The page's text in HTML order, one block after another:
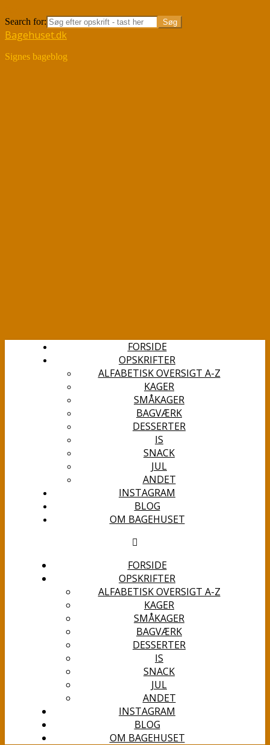
Search for:
Bagehuset.dk
Signes bageblog
FORSIDE
OPSKRIFTER
ALFABETISK OVERSIGT A-Z
KAGER
SMÅKAGER
BAGVÆRK
DESSERTER
IS
SNACK
JUL
ANDET
INSTAGRAM
BLOG
OM BAGEHUSET
FORSIDE
OPSKRIFTER
ALFABETISK OVERSIGT A-Z
KAGER
SMÅKAGER
BAGVÆRK
DESSERTER
IS
SNACK
JUL
ANDET
INSTAGRAM
BLOG
OM BAGEHUSET